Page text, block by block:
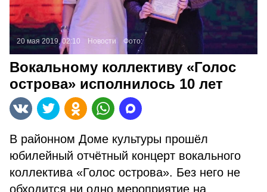
20 мая 2019, 02:10 Новости Фото:
Вокальному коллективу «Голос
острова» исполнилось 10 лет
В районном Доме культуры прошёл
юбилейный отчётный концерт вокального
коллектива «Голос острова». Без него не
обходится ни одно мероприятие на